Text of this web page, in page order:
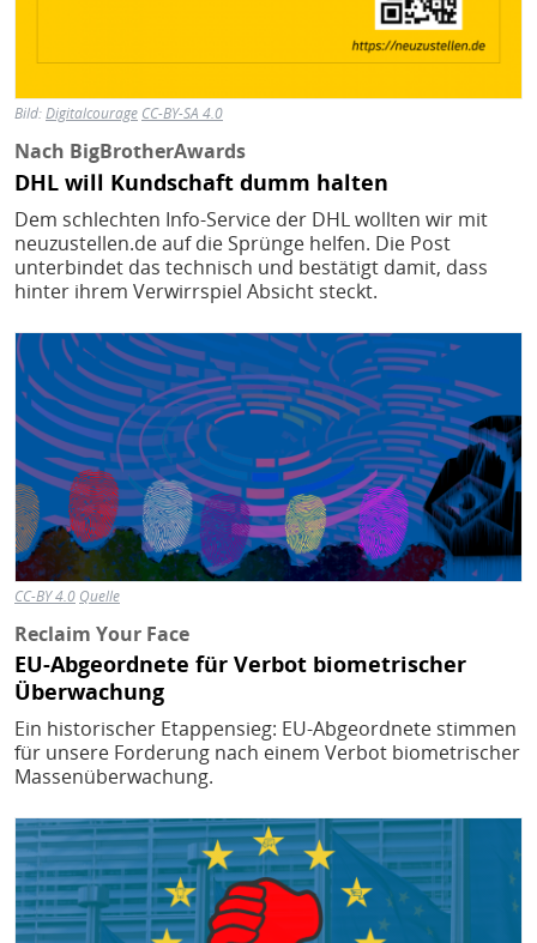
Bild:Digitalcourage CC-BY-SA 4.0
Nach BigBrotherAwards
DHL will Kundschaft dumm halten
Dem schlechten Info-Service der DHL wollten wir mit
neuzustellen.de auf die Sprünge helfen. Die Post
unterbindet das technisch und bestätigt damit, dass
hinter ihrem Verwirrspiel Absicht steckt.
Bild
CC-BY 4.0 Quelle
Reclaim Your Face
EU-Abgeordnete für Verbot biometrischer
Überwachung
Ein historischer Etappensieg: EU-Abgeordnete stimmen
für unsere Forderung nach einem Verbot biometrischer
Massenüberwachung.
Bild